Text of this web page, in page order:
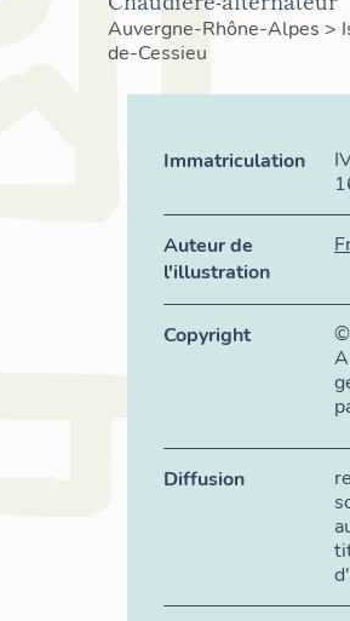
Auvergne-Rhône-Alpes >
de-Cessieu
Immatriculation
Auteur de
l'illustration
Copyright
©
Diffusion